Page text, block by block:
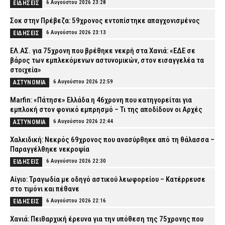
ΕΙΔΗΣΕΙΣ 6 Αυγούστου 2026 23:28
Σοκ στην Πρέβεζα: 59χρονος εντοπίστηκε απαγχονισμένος
ΕΙΔΗΣΕΙΣ 6 Αυγούστου 2026 23:13
ΕΛ.ΑΣ. για 75χρονη που βρέθηκε νεκρή στα Χανιά: «ΕΔΕ σε
βάρος των εμπλεκόμενων αστυνομικών, στον εισαγγελέα τα
στοιχεία»
ΑΣΤΥΝΟΜΙΑ 6 Αυγούστου 2026 22:59
Marfin: «Πάτησε» Ελλάδα η 46χρονη που κατηγορείται για
εμπλοκή στον φονικό εμπρησμό – Τι της αποδίδουν οι Αρχές
ΑΣΤΥΝΟΜΙΑ 6 Αυγούστου 2026 22:44
Χαλκιδική: Νεκρός 69χρονος που ανασύρθηκε από τη θάλασσα –
Παραγγέλθηκε νεκροψία
ΕΙΔΗΣΕΙΣ 6 Αυγούστου 2026 22:30
Αίγιο: Τραγωδία με οδηγό αστικού λεωφορείου – Κατέρρευσε
στο τιμόνι και πέθανε
ΕΙΔΗΣΕΙΣ 6 Αυγούστου 2026 22:16
Χανιά: Πειθαρχική έρευνα για την υπόθεση της 75χρονης που